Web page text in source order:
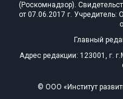
(Роскомнадзор).
от 07.06.2017 г. Учредитель:
Главный
Адрес редакции: 123001, г.
© ООО «Институт